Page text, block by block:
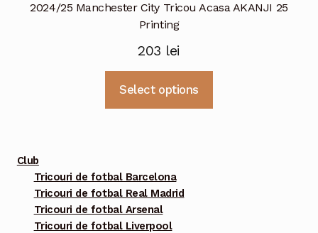
2024/25 Manchester City Tricou Acasa AKANJI 25
Printing
203 lei
Select options
Club
Tricouri de fotbal Barcelona
Tricouri de fotbal Real Madrid
Tricouri de fotbal Arsenal
Tricouri de fotbal Liverpool